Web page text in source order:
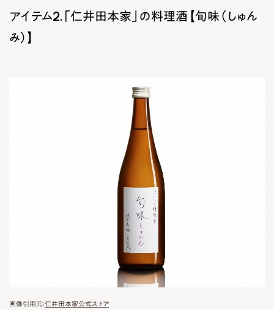
アイテム2.「仁井田本家」の料理酒【旬味（しゅん
み）】
画像引用元：仁井田本家公式ストア